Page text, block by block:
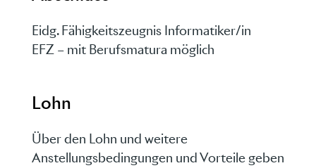
Eidg. Fähigkeitszeugnis Informatiker/in
EFZ – mit Berufsmatura möglich
Lohn
Über den Lohn und weitere
Anstellungsbedingungen und Vorteile geben